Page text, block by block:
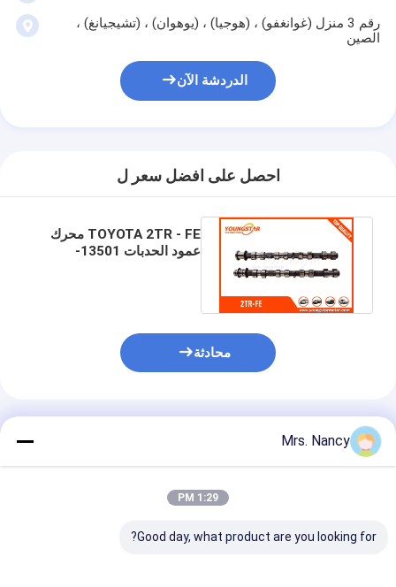
رقم 3 منزل (غوانغفو) ، (هوجيا) ، (يوهوان) ، (تشيجيانغ) ،
الصين
الدردشة الآن
احصل على افضل سعر ل
TOYOTA 2TR - FE محرك
عمود الحدبات 13501-
محادثة
المنتجات الموصى بها
Mrs. Nancy
1:29 PM
Good day, what product are you looking for?